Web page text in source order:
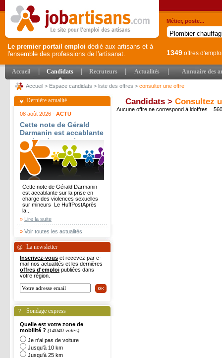
Le premier portail emploi dédié aux artisans et à
l'ensemble des professions de l'artisanat.
Métier, poste...
1349 offres
Accueil Candidats Recruteurs Actualités Annuaire des
Accueil > Espace candidats > liste des offres > consulter une offre
Dernière actualité
08 août 2026 - ACTU
Cette note de Gérald
Darmanin est accablante
sur la prise en charge
des violences sexuelles
sur mineurs - Le
HuffPost
Cette note de Gérald Darmanin
est accablante sur la prise en
charge des violences sexuelles
sur mineurs Le HuffPostAprès
la...
» Lire la suite
» Voir toutes les actualités
La newsletter
Inscrivez-vous et recevez par e-
mail nos actualités et les dernières
offres d'emploi publiées dans
votre région.
Sondage express
Quelle est votre zone de
mobilité ? (14040 votes)
Je n'ai pas de voiture
Jusqu'à 10 km
Jusqu'à 25 km
Candidats > Consultez
Aucune offre ne correspond à idoffres =